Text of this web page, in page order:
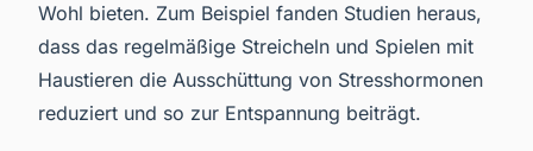
Wohl bieten. Zum Beispiel fanden Studien heraus,
dass das regelmäßige Streicheln und Spielen mit
Haustieren die Ausschüttung von Stresshormonen
reduziert und so zur Entspannung beiträgt.